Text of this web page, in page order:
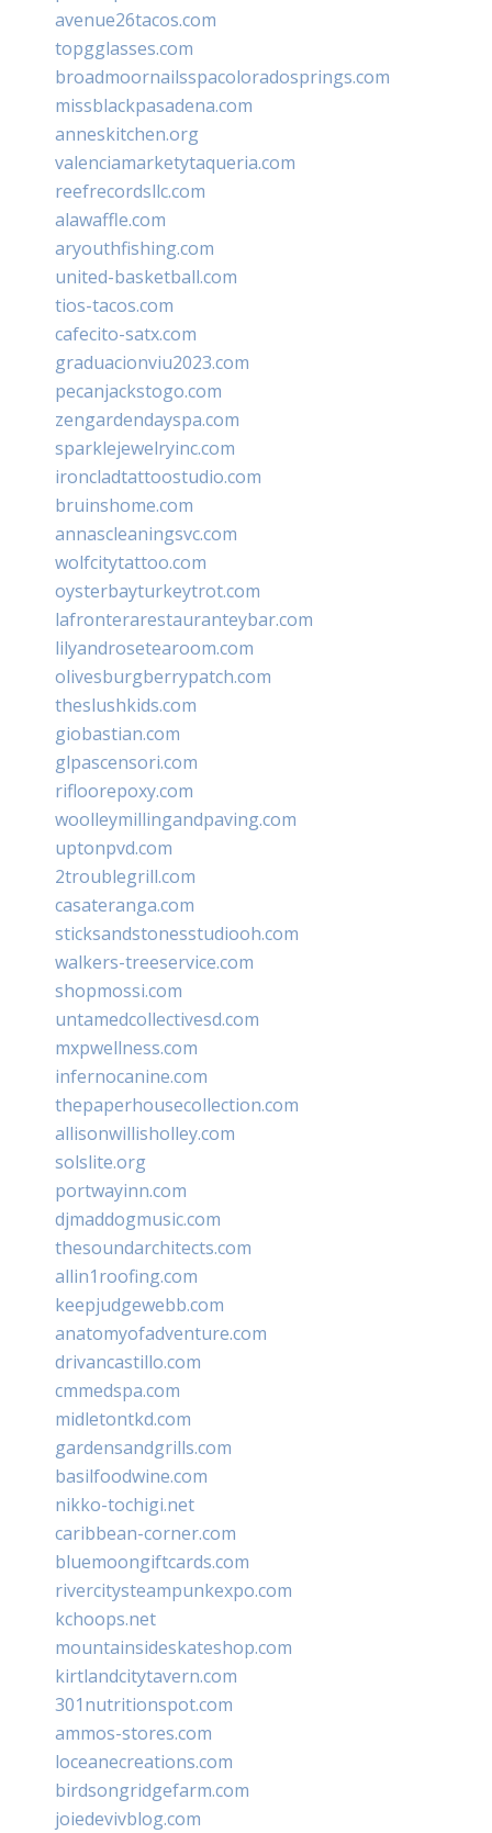
avenue26tacos.com
topgglasses.com
broadmoornailsspacoloradosprings.com
missblackpasadena.com
anneskitchen.org
valenciamarketytaqueria.com
reefrecordsllc.com
alawaffle.com
aryouthfishing.com
united-basketball.com
tios-tacos.com
cafecito-satx.com
graduacionviu2023.com
pecanjackstogo.com
zengardendayspa.com
sparklejewelryinc.com
ironcladtattoostudio.com
bruinshome.com
annascleaningsvc.com
wolfcitytattoo.com
oysterbayturkeytrot.com
lafronterarestauranteybar.com
lilyandrosetearoom.com
olivesburgberrypatch.com
theslushkids.com
giobastian.com
glpascensori.com
rifloorepoxy.com
woolleymillingandpaving.com
uptonpvd.com
2troublegrill.com
casateranga.com
sticksandstonesstudiooh.com
walkers-treeservice.com
shopmossi.com
untamedcollectivesd.com
mxpwellness.com
infernocanine.com
thepaperhousecollection.com
allisonwillisholley.com
solslite.org
portwayinn.com
djmaddogmusic.com
thesoundarchitects.com
allin1roofing.com
keepjudgewebb.com
anatomyofadventure.com
drivancastillo.com
cmmedspa.com
midletontkd.com
gardensandgrills.com
basilfoodwine.com
nikko-tochigi.net
caribbean-corner.com
bluemoongiftcards.com
rivercitysteampunkexpo.com
kchoops.net
mountainsideskateshop.com
kirtlandcitytavern.com
301nutritionspot.com
ammos-stores.com
loceanecreations.com
birdsongridgefarm.com
joiedevivblog.com